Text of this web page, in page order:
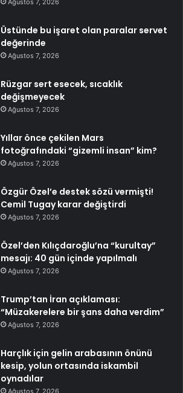
Ağustos 7, 2026
Üstünde bu işaret olan paralar servet
değerinde
Ağustos 7, 2026
Rüzgar sert esecek, sıcaklık
değişmeyecek
Ağustos 7, 2026
Yıllar önce çekilen Mars
fotoğrafındaki “gizemli insan” kim?
Ağustos 7, 2026
Özgür Özel’e destek sözü vermişti!
Cemil Tugay karar değiştirdi
Ağustos 7, 2026
Özel’den Kılıçdaroğlu’na “kurultay”
mesajı: 40 gün içinde yapılmalı
Ağustos 7, 2026
Trump’tan İran açıklaması:
“Müzakerelere bir şans daha verdim”
Ağustos 7, 2026
Harçlık için gelin arabasının önünü
kesip, yolun ortasında iskambil
oynadılar
Ağustos 7, 2026